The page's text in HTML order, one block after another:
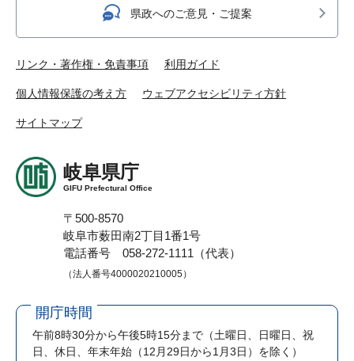
県政へのご意見・ご提案
リンク・著作権・免責事項 利用ガイド
個人情報保護の考え方 ウェブアクセシビリティ方針
サイトマップ
岐阜県庁
GIFU Prefectural Office
〒500-8570
岐阜市薮田南2丁目1番1号
電話番号 058-272-1111（代表）
（法人番号4000020210005）
開庁時間
午前8時30分から午後5時15分まで （土曜日、日曜日、祝
日、休日、年末年始（12月29日から1月3日）を除く）